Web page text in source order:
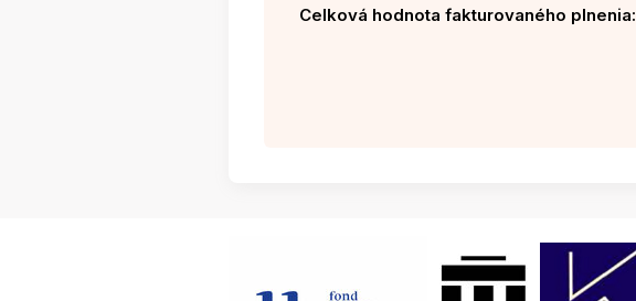
Celková hodnota fakturovaného plnenia: